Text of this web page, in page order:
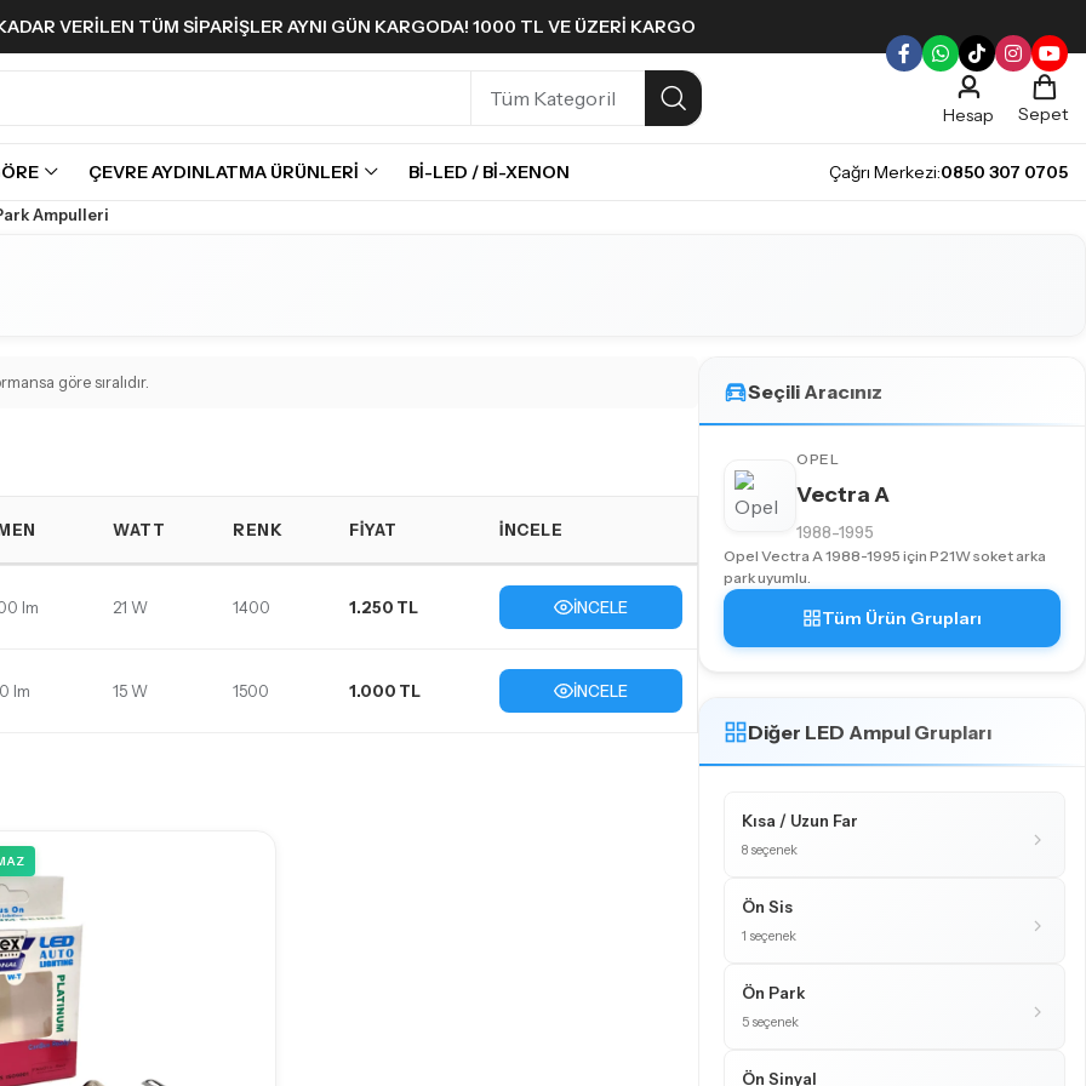
VERILEN TÜM SIPARIŞLER AYNI GÜN KARGODA! 1000 TL VE ÜZERI KARGO
Hesap
Sepet
ÇEVRE AYDINLATMA ÜRÜNLERI BI-LED / BI-XENON Çağrı Merkezi:0850 307 0705
Ampulleri
göre sıralıdır.
WATT RENK FIYAT İNCELE
lm 21 W 1400 1.250 TL İNCELE
lm 15 W 1500 1.000 TL İNCELE
Seçili Aracınız
OPEL
Vectra A
1988-1995
Opel Vectra A 1988-1995 için P21W soket arka
park uyumlu.
Tüm Ürün Grupları
Diğer LED Ampul Grupları
Kısa / Uzun Far
8 seçenek
Ön Sis
1 seçenek
Ön Park
5 seçenek
Ön Sinyal